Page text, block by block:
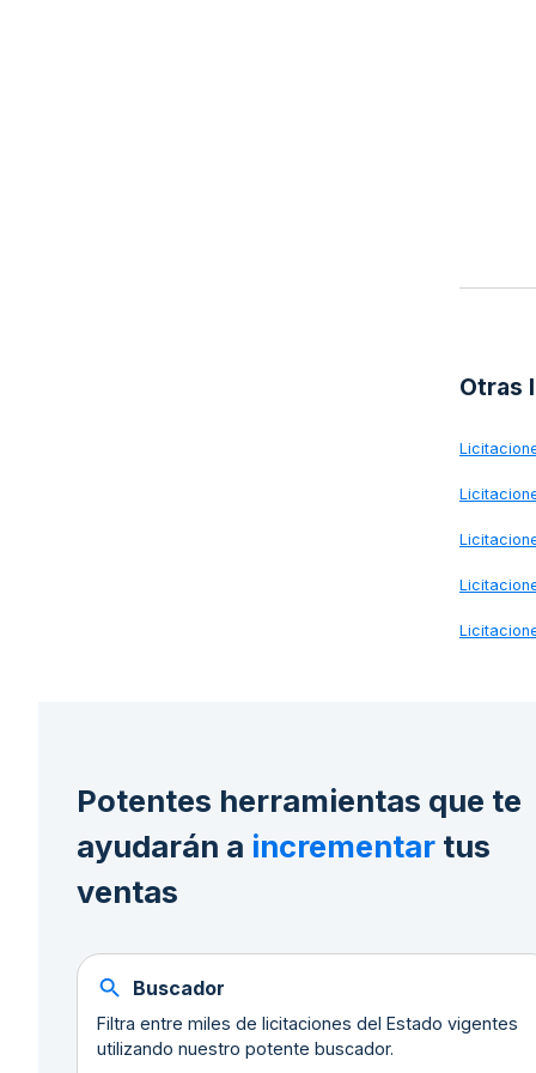
Otras
Potentes herramientas que te
ayudarán a incrementar tus
ventas
Buscador
Filtra entre miles de licitaciones del Estado vigentes
utilizando nuestro potente buscador.